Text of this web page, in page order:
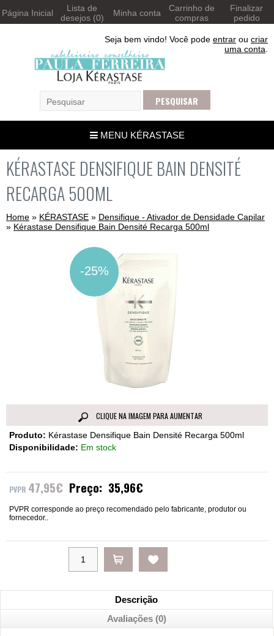
Página Inicial
Lista de
desejos (0)
Minha conta
Carrinho de
compras
Finalizar
pedido
Seja bem vindo! Você pode entrar ou criar
uma conta
MENU KÉRASTASE
KÉRASTASE DENSIFIQUE BAIN DENSITÉ
RECARGA 500ML
Home » KÉRASTASE » Densifique - Ativador de Densidade Capilar
» Kérastase Densifique Bain Densité Recarga 500ml
-25%
CLIQUE NA IMAGEM PARA AUMENTAR
Produto: Kérastase Densifique Bain Densité Recarga 500ml
Disponibilidade: Em stock
47,95€ Preço: 35,96€
PVPR corresponde ao preço recomendado pelo fabricante, produtor ou
fornecedor..
Descrição
Avaliações (0)